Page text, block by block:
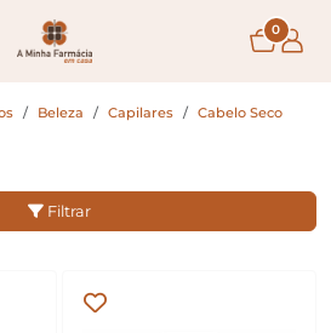
0
Beleza Capilares Cabelo Seco
Filtrar